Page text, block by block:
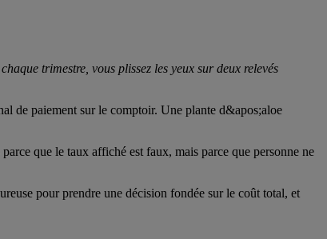
trimestre, vous plissez les yeux sur deux relevés
que le taux affiché est faux, mais parce que personne ne
pour prendre une décision fondée sur le coût total, et